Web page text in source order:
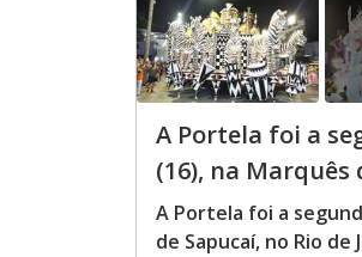
A Portela foi a
(16), na Marquês
A Portela foi a
de Sapucaí, no Rio de